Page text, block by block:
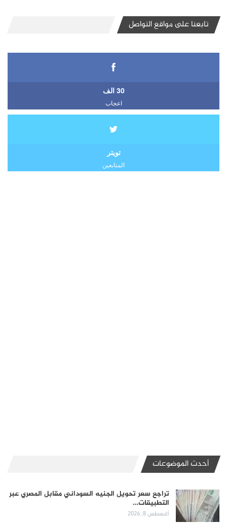
تابعنا على مواقع التواصل
30 الف
اعجاب
تويتر
المتابعين
أحدث الموضوعات
تراجع سعر تحويل الجنيه السوداني مقابل المصري عبر
التطبيقات…
أغسطس 8, 2026